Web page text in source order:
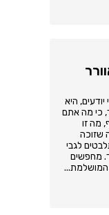
היא
כי מה אתם
מה זו
שזוכה
לגבי
מחפשים
המושלמת...